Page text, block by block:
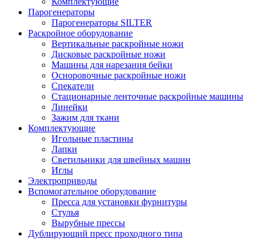
Парогенераторы
Парогенераторы SILTER
Раскройное оборудование
Вертикальные раскройные ножи
Дисковые раскройные ножи
Машины для нарезания бейки
Осноровочные раскройные ножи
Спекатели
Стационарные ленточные раскройные машины
Линейки
Зажим для ткани
Комплектующие
Игольные пластины
Лапки
Светильники для швейных машин
Иглы
Электроприводы
Вспомогательное оборудование
Пресса для установки фурнитуры
Стулья
Вырубные прессы
Дублирующий пресс проходного типа